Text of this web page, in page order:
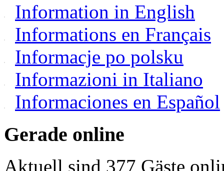
Information in English
Informations en Français
Informacje po polsku
Informazioni in Italiano
Informaciones en Español
Gerade online
Aktuell sind 377 Gäste